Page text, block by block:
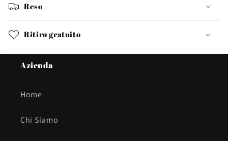
Reso
Ritiro gratuito
Azienda
Home
Chi Siamo